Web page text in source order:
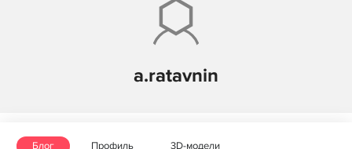
a.ratavnin
Блог Профиль 3D-модели